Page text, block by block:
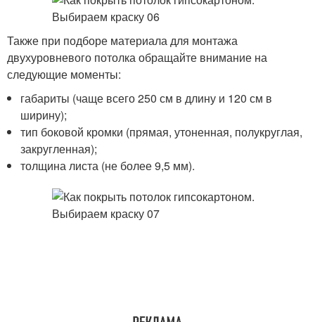
Также при подборе материала для монтажа
двухуровневого потолка обращайте внимание на
следующие моменты:
габариты (чаще всего 250 см в длину и 120 см в
ширину);
тип боковой кромки (прямая, утоненная, полукруглая,
закругленная);
толщина листа (не более 9,5 мм).